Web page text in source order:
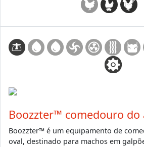
Boozzter™ comedouro
Boozzter™ é um equipamento de
oval, destinado para machos em